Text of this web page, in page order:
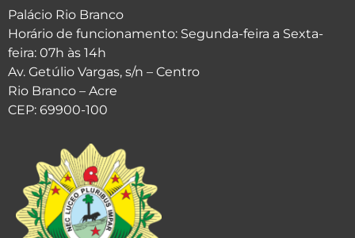
Palácio Rio Branco
Horário de funcionamento: Segunda-feira a Sexta-
feira: 07h às 14h
Av. Getúlio Vargas, s/n – Centro
Rio Branco – Acre
CEP: 69900-100